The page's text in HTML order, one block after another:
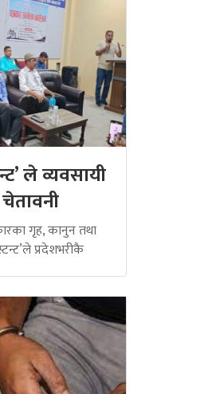
ले व्यवसायी
गृह, कानुन तथा
प्रदेशभरीकै